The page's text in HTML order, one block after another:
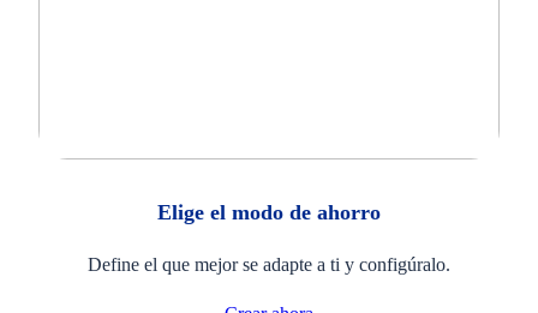
Elige el modo de ahorro
Define el que mejor se adapte a ti y configúralo.